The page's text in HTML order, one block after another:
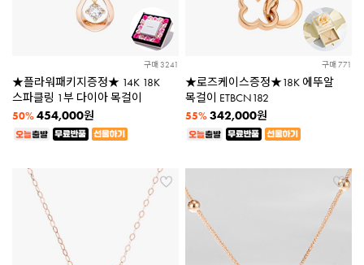
구매 3241
★플라워패키지증정★ 14K 18K
스파클링 1부 다이아 목걸이
50% 454,000원
구매 771
★로즈케이스증정★18K 에뚜알
목걸이 ETBCN182
55% 342,000원